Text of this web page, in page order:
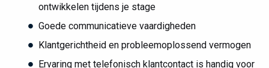
ontwikkelen tijdens je stage
Goede communicatieve vaardigheden
Klantgerichtheid en probleemoplossend vermogen
Ervaring met telefonisch klantcontact is handig voor